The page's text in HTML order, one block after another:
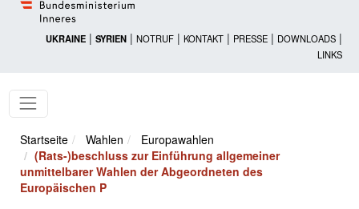
UKRAINE | SYRIEN | NOTRUF | KONTAKT | PRESSE | DOWNLOADS |
LINKS
Startseite Wahlen
Europawahlen
(Rats-)beschluss zur Einführung allgemeiner
unmittelbarer Wahlen der Abgeordneten des
Europäischen P